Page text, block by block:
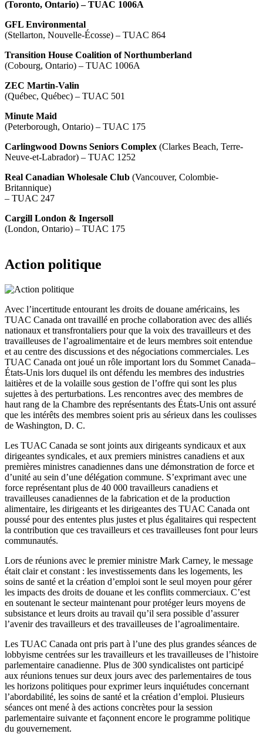
(Toronto, Ontario) – TUAC 1006A
GFL Environmental
(Stellarton, Nouvelle-Écosse) – TUAC 864
Transition House Coalition of Northumberland
(Cobourg, Ontario) – TUAC 1006A
ZEC Martin-Valin
(Québec, Québec) – TUAC 501
Minute Maid
(Peterborough, Ontario) – TUAC 175
Carlingwood Downs Seniors Complex (Clarkes Beach, Terre-
Neuve-et-Labrador) – TUAC 1252
Real Canadian Wholesale Club (Vancouver, Colombie-
Britannique)
– TUAC 247
Cargill London & Ingersoll
(London, Ontario) – TUAC 175
Action politique
Avec l’incertitude entourant les droits de douane américains, les
TUAC Canada ont travaillé en proche collaboration avec des alliés
nationaux et transfrontaliers pour que la voix des travailleurs et des
travailleuses de l’agroalimentaire et de leurs membres soit entendue
et au centre des discussions et des négociations commerciales. Les
TUAC Canada ont joué un rôle important lors du Sommet Canada–
États-Unis lors duquel ils ont défendu les membres des industries
laitières et de la volaille sous gestion de l’offre qui sont les plus
sujettes à des perturbations. Les rencontres avec des membres de
haut rang de la Chambre des représentants des États-Unis ont assuré
que les intérêts des membres soient pris au sérieux dans les coulisses
de Washington, D. C.
Les TUAC Canada se sont joints aux dirigeants syndicaux et aux
dirigeantes syndicales, et aux premiers ministres canadiens et aux
premières ministres canadiennes dans une démonstration de force et
d’unité au sein d’une délégation commune. S’exprimant avec une
force représentant plus de 40 000 travailleurs canadiens et
travailleuses canadiennes de la fabrication et de la production
alimentaire, les dirigeants et les dirigeantes des TUAC Canada ont
poussé pour des ententes plus justes et plus égalitaires qui respectent
la contribution que ces travailleurs et ces travailleuses font pour leurs
communautés.
Lors de réunions avec le premier ministre Mark Carney, le message
était clair et constant : les investissements dans les logements, les
soins de santé et la création d’emploi sont le seul moyen pour gérer
les impacts des droits de douane et les conflits commerciaux. C’est
en soutenant le secteur maintenant pour protéger leurs moyens de
subsistance et leurs droits au travail qu’il sera possible d’assurer
l’avenir des travailleurs et des travailleuses de l’agroalimentaire.
Les TUAC Canada ont pris part à l’une des plus grandes séances de
lobbyisme centrées sur les travailleurs et les travailleuses de l’histoire
parlementaire canadienne. Plus de 300 syndicalistes ont participé
aux réunions tenues sur deux jours avec des parlementaires de tous
les horizons politiques pour exprimer leurs inquiétudes concernant
l’abordabilité, les soins de santé et la création d’emploi. Plusieurs
séances ont mené à des actions concrètes pour la session
parlementaire suivante et façonnent encore le programme politique
du gouvernement.